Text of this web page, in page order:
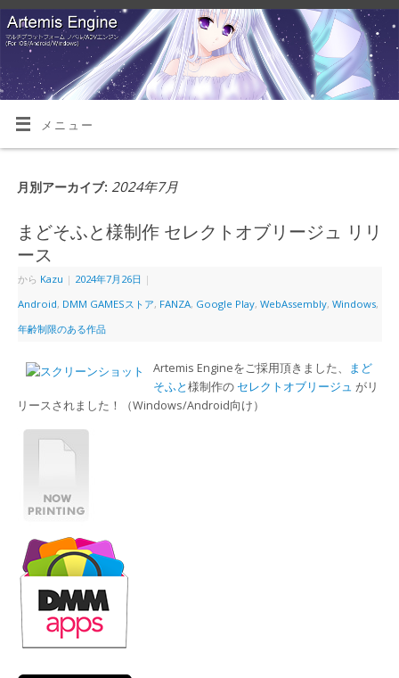
メニュー
月別アーカイブ: 2024年7月
まどそふと様制作 セレクトオブリージュ リリ
ース
から Kazu | 2024年7月26日 |
Android, DMM GAMESストア, FANZA, Google Play, WebAssembly, Windows,
年齢制限のある作品
Artemis Engineをご採用頂きました、
まど
そふと様制作の セレクトオブリージュ がリ
リースされました！（Windows/Android向け）